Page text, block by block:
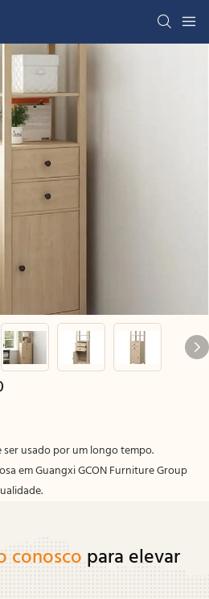
usado por um longo tempo.
em Guangxi GCON Furniture Group
conosco para elevar